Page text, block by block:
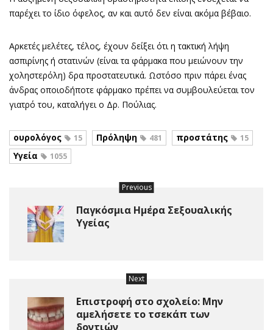
παρέχει το ίδιο όφελος, αν και αυτό δεν είναι ακόμα βέβαιο.
Αρκετές μελέτες, τέλος, έχουν δείξει ότι η τακτική λήψη
ασπιρίνης ή στατινών (είναι τα φάρμακα που μειώνουν την
χοληστερόλη) δρα προστατευτικά. Ωστόσο πριν πάρει ένας
άνδρας οποιοδήποτε φάρμακο πρέπει να συμβουλεύεται τον
γιατρό του, καταλήγει ο Δρ. Πούλιας.
ουρολόγος 15 Πρόληψη 481 προστάτης 15
Υγεία 1055
Previous
Παγκόσμια Ημέρα Σεξουαλικής
Υγείας
Next
Επιστροφή στο σχολείο: Μην
αμελήσετε το τσεκάπ των
δοντιών